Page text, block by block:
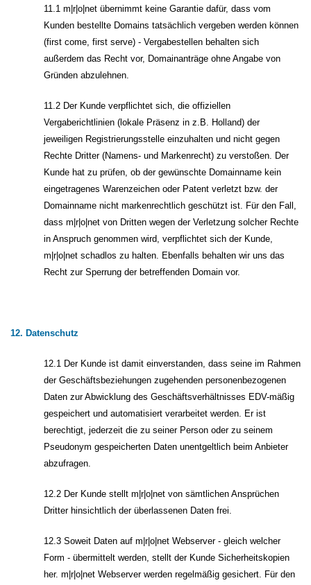
11.1 m|r|o|net übernimmt keine Garantie dafür, dass vom
Kunden bestellte Domains tatsächlich vergeben werden können
(first come, first serve) - Vergabestellen behalten sich
außerdem das Recht vor, Domainanträge ohne Angabe von
Gründen abzulehnen.
11.2 Der Kunde verpflichtet sich, die offiziellen
Vergaberichtlinien (lokale Präsenz in z.B. Holland) der
jeweiligen Registrierungsstelle einzuhalten und nicht gegen
Rechte Dritter (Namens- und Markenrecht) zu verstoßen. Der
Kunde hat zu prüfen, ob der gewünschte Domainname kein
eingetragenes Warenzeichen oder Patent verletzt bzw. der
Domainname nicht markenrechtlich geschützt ist. Für den Fall,
dass m|r|o|net von Dritten wegen der Verletzung solcher Rechte
in Anspruch genommen wird, verpflichtet sich der Kunde,
m|r|o|net schadlos zu halten. Ebenfalls behalten wir uns das
Recht zur Sperrung der betreffenden Domain vor.
12. Datenschutz
12.1 Der Kunde ist damit einverstanden, dass seine im Rahmen
der Geschäftsbeziehungen zugehenden personenbezogenen
Daten zur Abwicklung des Geschäftsverhältnisses EDV-mäßig
gespeichert und automatisiert verarbeitet werden. Er ist
berechtigt, jederzeit die zu seiner Person oder zu seinem
Pseudonym gespeicherten Daten unentgeltlich beim Anbieter
abzufragen.
12.2 Der Kunde stellt m|r|o|net von sämtlichen Ansprüchen
Dritter hinsichtlich der überlassenen Daten frei.
12.3 Soweit Daten auf m|r|o|net Webserver - gleich welcher
Form - übermittelt werden, stellt der Kunde Sicherheitskopien
her. m|r|o|net Webserver werden regelmäßig gesichert. Für den